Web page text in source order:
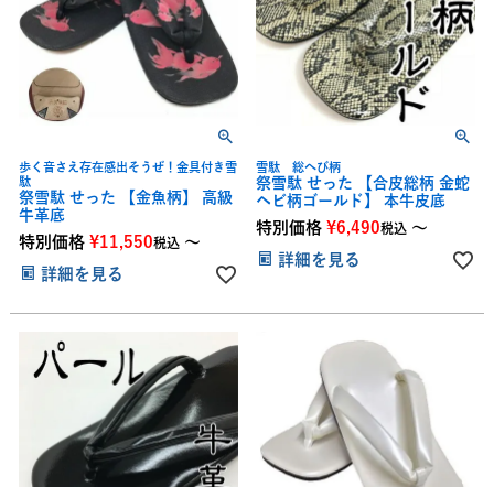
歩く音さえ存在感出そうぜ！金具付き雪
駄
祭雪駄 せった 【金魚柄】 高級
牛革底
特別価格 ¥11,550税込 〜
詳細を見る
雪駄 総へび柄
祭雪駄 せった 【合皮総柄 金蛇
ヘビ柄ゴールド】 本牛皮底
特別価格 ¥6,490税込 〜
詳細を見る